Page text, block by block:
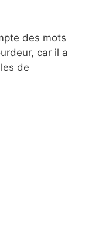
des mots
car il a
de